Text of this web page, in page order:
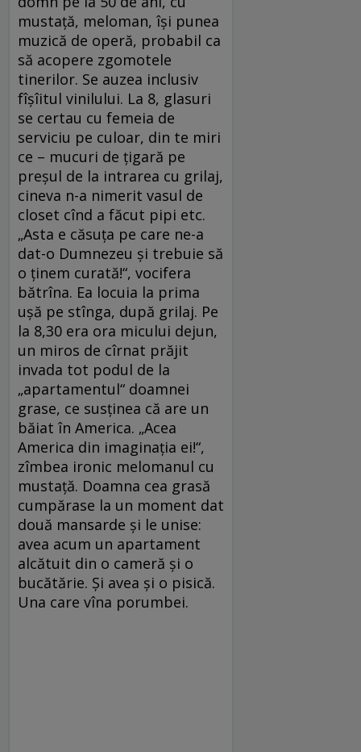
mustaţă, meloman, îşi punea
muzică de operă, probabil ca
să acopere zgomotele
tinerilor. Se auzea inclusiv
fîşîitul vinilului. La 8, glasuri
se certau cu femeia de
serviciu pe culoar, din te miri
ce – mucuri de ţigară pe
preşul de la intrarea cu grilaj,
cineva n-a nimerit vasul de
closet cînd a făcut pipi etc.
„Asta e căsuţa pe care ne-a
dat-o Dumnezeu şi trebuie să
o ţinem curată!“, vocifera
bătrîna. Ea locuia la prima
uşă pe stînga, după grilaj. Pe
la 8,30 era ora micului dejun,
un miros de cîrnat prăjit
invada tot podul de la
„apartamentul“ doamnei
grase, ce susţinea că are un
băiat în America. „Acea
America din imaginaţia ei!“,
zîmbea ironic melomanul cu
mustaţă. Doamna cea grasă
cumpărase la un moment dat
două mansarde şi le unise:
avea acum un apartament
alcătuit din o cameră şi o
bucătărie. Şi avea şi o pisică.
Una care vîna porumbei.